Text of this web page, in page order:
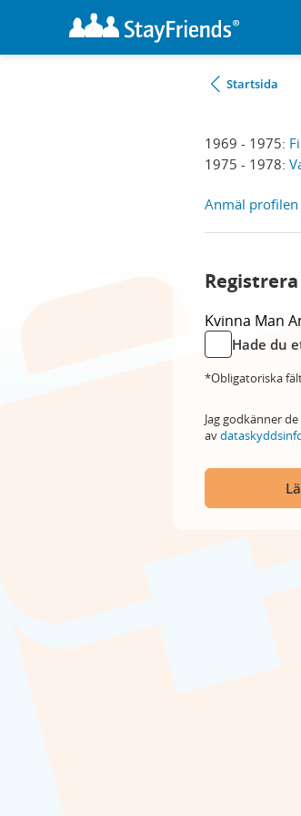
Startsida
1969 - 1975:
1975 - 1978:
Anmäl profilen
Kvinna Man
Hade du
*Obligatoriska
Jag godkänner de
av